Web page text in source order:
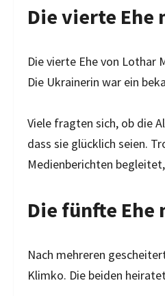
Die vierte Ehe
Die vierte Ehe von Lothar
Die Ukrainerin war ein
Viele fragten sich, ob die
dass sie glücklich seien.
Medienberichten
Die fünfte Ehe
Nach mehreren
Klimko. Die beiden